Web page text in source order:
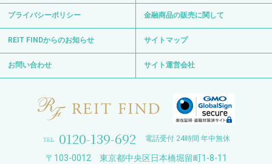
プライバシーポリシー 金融商品の販売に関して
REIT FINDからのお知らせ サイトマップ
お問い合わせ サイト運営会社
0120-139-692 電話受付 24時間 年中無休
〒103-0012 東京都中央区日本橋堀留町1-8-11